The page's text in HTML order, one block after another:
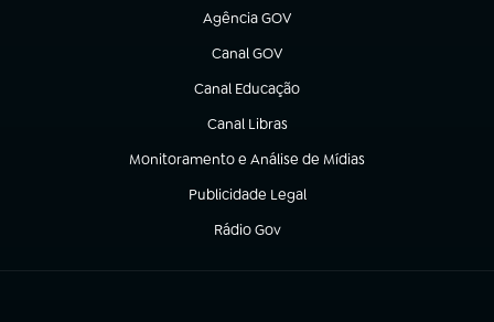
Agência GOV
(abre em nova aba)
Canal GOV
(abre em nova aba)
Canal Educação
(abre em nova aba)
Canal Libras
(abre em nova aba)
Monitoramento e Análise de Mídias
(abre em nova aba)
Publicidade Legal
(abre em nova aba)
Rádio Gov
(abre em nova aba)